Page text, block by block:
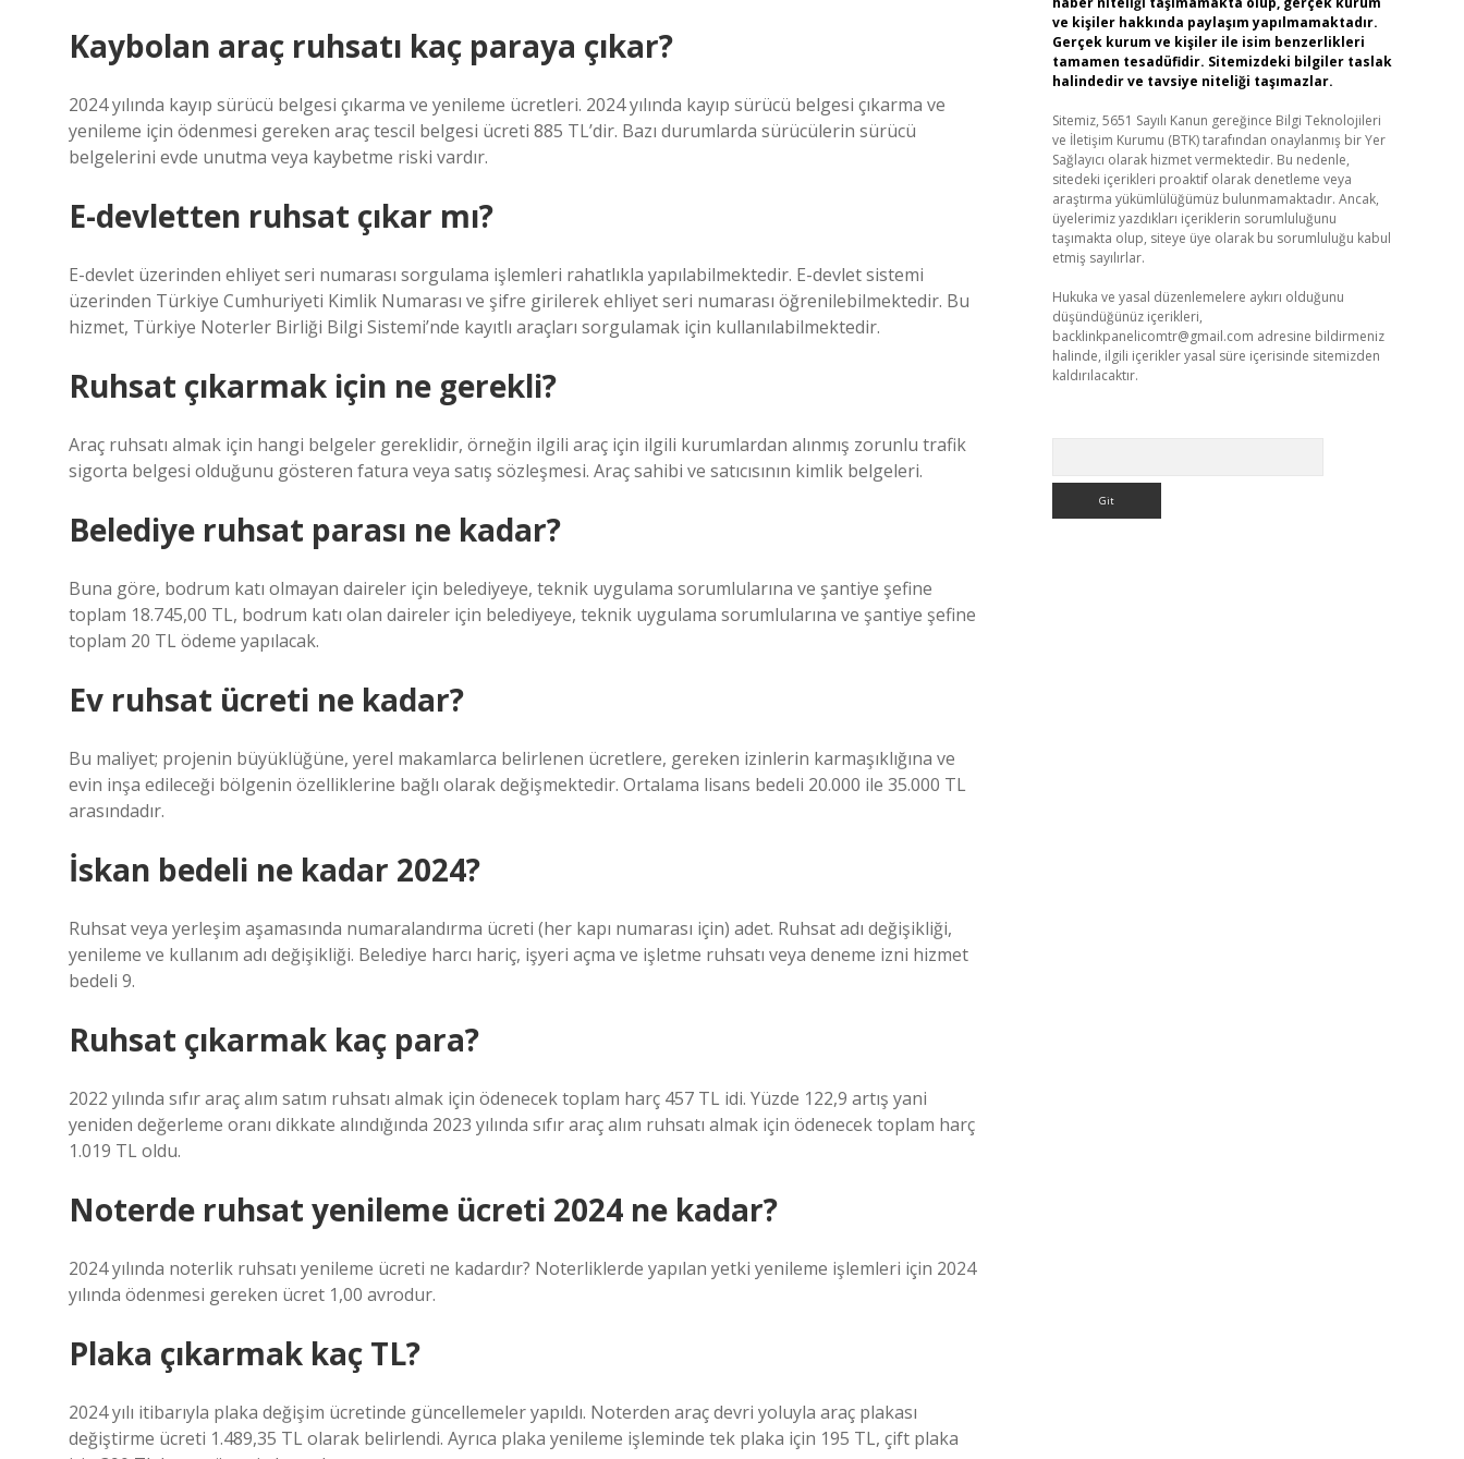
Kaybolan araç ruhsatı kaç paraya çıkar?
2024 yılında kayıp sürücü belgesi çıkarma ve yenileme ücretleri. 2024 yılında kayıp sürücü belgesi çıkarma ve
yenileme için ödenmesi gereken araç tescil belgesi ücreti 885 TL’dir. Bazı durumlarda sürücülerin sürücü
belgelerini evde unutma veya kaybetme riski vardır.
E-devletten ruhsat çıkar mı?
E-devlet üzerinden ehliyet seri numarası sorgulama işlemleri rahatlıkla yapılabilmektedir. E-devlet sistemi
üzerinden Türkiye Cumhuriyeti Kimlik Numarası ve şifre girilerek ehliyet seri numarası öğrenilebilmektedir. Bu
hizmet, Türkiye Noterler Birliği Bilgi Sistemi’nde kayıtlı araçları sorgulamak için kullanılabilmektedir.
Ruhsat çıkarmak için ne gerekli?
Araç ruhsatı almak için hangi belgeler gereklidir, örneğin ilgili araç için ilgili kurumlardan alınmış zorunlu trafik
sigorta belgesi olduğunu gösteren fatura veya satış sözleşmesi. Araç sahibi ve satıcısının kimlik belgeleri.
Belediye ruhsat parası ne kadar?
Buna göre, bodrum katı olmayan daireler için belediyeye, teknik uygulama sorumlularına ve şantiye şefine
toplam 18.745,00 TL, bodrum katı olan daireler için belediyeye, teknik uygulama sorumlularına ve şantiye şefine
toplam 20 TL ödeme yapılacak.
Ev ruhsat ücreti ne kadar?
Bu maliyet; projenin büyüklüğüne, yerel makamlarca belirlenen ücretlere, gereken izinlerin karmaşıklığına ve
evin inşa edileceği bölgenin özelliklerine bağlı olarak değişmektedir. Ortalama lisans bedeli 20.000 ile 35.000 TL
arasındadır.
İskan bedeli ne kadar 2024?
Ruhsat veya yerleşim aşamasında numaralandırma ücreti (her kapı numarası için) adet. Ruhsat adı değişikliği,
yenileme ve kullanım adı değişikliği. Belediye harcı hariç, işyeri açma ve işletme ruhsatı veya deneme izni hizmet
bedeli 9.
Ruhsat çıkarmak kaç para?
2022 yılında sıfır araç alım satım ruhsatı almak için ödenecek toplam harç 457 TL idi. Yüzde 122,9 artış yani
yeniden değerleme oranı dikkate alındığında 2023 yılında sıfır araç alım ruhsatı almak için ödenecek toplam harç
1.019 TL oldu.
Noterde ruhsat yenileme ücreti 2024 ne kadar?
2024 yılında noterlik ruhsatı yenileme ücreti ne kadardır? Noterliklerde yapılan yetki yenileme işlemleri için 2024
yılında ödenmesi gereken ücret 1,00 avrodur.
Plaka çıkarmak kaç TL?
2024 yılı itibarıyla plaka değişim ücretinde güncellemeler yapıldı. Noterden araç devri yoluyla araç plakası
değiştirme ücreti 1.489,35 TL olarak belirlendi. Ayrıca plaka yenileme işleminde tek plaka için 195 TL, çift plaka
ve kişiler hakkında paylaşım yapılmamaktadır.
Gerçek kurum ve kişiler ile isim benzerlikleri
tamamen tesadüfidir. Sitemizdeki bilgiler taslak
halindedir ve tavsiye niteliği taşımazlar.
Sitemiz, 5651 Sayılı Kanun gereğince Bilgi Teknolojileri
ve İletişim Kurumu (BTK) tarafından onaylanmış bir Yer
Sağlayıcı olarak hizmet vermektedir. Bu nedenle,
sitedeki içerikleri proaktif olarak denetleme veya
araştırma yükümlülüğümüz bulunmamaktadır. Ancak,
üyelerimiz yazdıkları içeriklerin sorumluluğunu
taşımakta olup, siteye üye olarak bu sorumluluğu kabul
etmiş sayılırlar.
Hukuka ve yasal düzenlemelere aykırı olduğunu
düşündüğünüz içerikleri,
backlinkpanelicomtr@gmail.com adresine bildirmeniz
halinde, ilgili içerikler yasal süre içerisinde sitemizden
kaldırılacaktır.